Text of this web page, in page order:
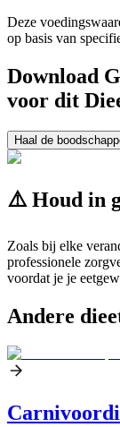
Deze
op basis van
Download
voor dit
Haal de
⚠️ Houd in
Zoals bij elke
professionele
voordat je je
Andere